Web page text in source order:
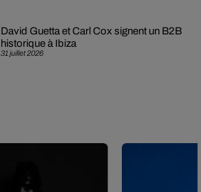
31 juillet 2026
David Guetta et Carl Cox signent un B2B
historique à Ibiza